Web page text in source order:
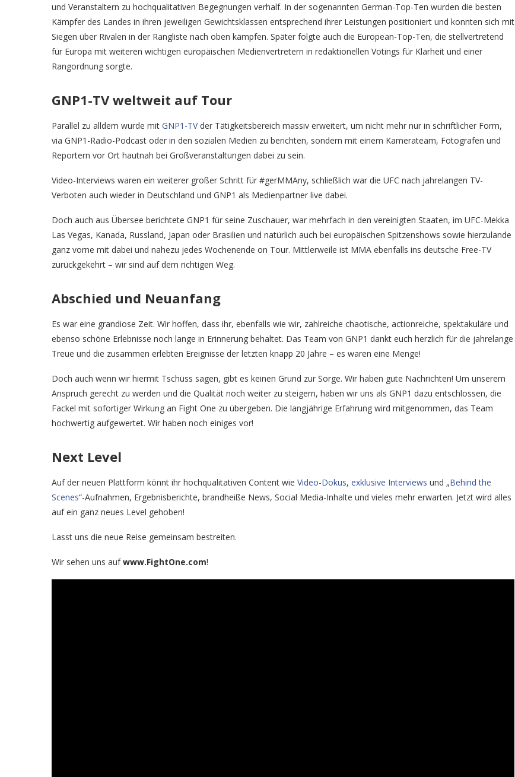
und Veranstaltern zu hochqualitativen Begegnungen verhalf. In der sogenannten German-Top-Ten wurden die besten
Kämpfer des Landes in ihren jeweiligen Gewichtsklassen entsprechend ihrer Leistungen positioniert und konnten sich mit
Siegen über Rivalen in der Rangliste nach oben kämpfen. Später folgte auch die European-Top-Ten, die stellvertretend
für Europa mit weiteren wichtigen europäischen Medienvertretern in redaktionellen Votings für Klarheit und einer
Rangordnung sorgte.
GNP1-TV weltweit auf Tour
Parallel zu alldem wurde mit GNP1-TVder Tätigkeitsbereich massiv erweitert, um nicht mehr nur in schriftlicher Form,
via GNP1-Radio-Podcast oder in den sozialen Medien zu berichten, sondern mit einem Kamerateam, Fotografen und
Reportern vor Ort hautnah bei Großveranstaltungen dabei zu sein.
Video-Interviews waren ein weiterer großer Schritt für #gerMMAny, schließlich war die UFC nach jahrelangen TV-
Verboten auch wieder in Deutschland und GNP1 als Medienpartner live dabei.
Doch auch aus Übersee berichtete GNP1 für seine Zuschauer, war mehrfach in den vereinigten Staaten, im UFC-Mekka
Las Vegas, Kanada, Russland, Japan oder Brasilien und natürlich auch bei europäischen Spitzenshows sowie hierzulande
ganz vorne mit dabei und nahezu jedes Wochenende on Tour. Mittlerweile ist MMA ebenfalls ins deutsche Free-TV
zurückgekehrt – wir sind auf dem richtigen Weg.
Abschied und Neuanfang
Es war eine grandiose Zeit. Wir hoffen, dass ihr, ebenfalls wie wir, zahlreiche chaotische, actionreiche, spektakuläre und
ebenso schöne Erlebnisse noch lange in Erinnerung behaltet. Das Team von GNP1 dankt euch herzlich für die jahrelange
Treue und die zusammen erlebten Ereignisse der letzten knapp 20 Jahre – es waren eine Menge!
Doch auch wenn wir hiermit Tschüss sagen, gibt es keinen Grund zur Sorge. Wir haben gute Nachrichten! Um unserem
Anspruch gerecht zu werden und die Qualität noch weiter zu steigern, haben wir uns als GNP1 dazu entschlossen, die
Fackel mit sofortiger Wirkung an Fight One zu übergeben. Die langjährige Erfahrung wird mitgenommen, das Team
hochwertig aufgewertet. Wir haben noch einiges vor!
Next Level
Auf der neuen Plattform könnt ihr hochqualitativen Content wie Video-Dokus, exklusive Interviews und „Behind the
Scenes“-Aufnahmen, Ergebnisberichte, brandheiße News, Social Media-Inhalte und vieles mehr erwarten. Jetzt wird alles
auf ein ganz neues Level gehoben!
Lasst uns die neue Reise gemeinsam bestreiten.
Wir sehen uns aufwww.FightOne.com!